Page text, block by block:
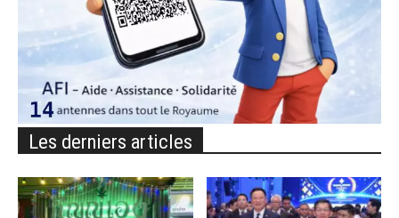
Les derniers articles